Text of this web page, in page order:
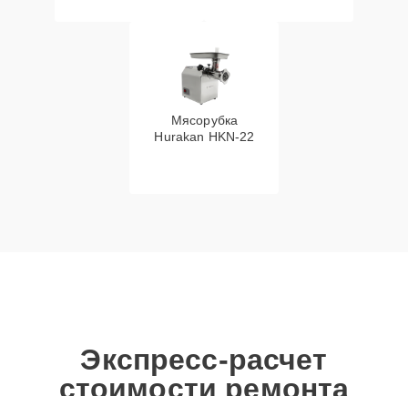
Мясорубка
Hurakan HKN‑22
Экспресс-расчет
стоимости ремонта